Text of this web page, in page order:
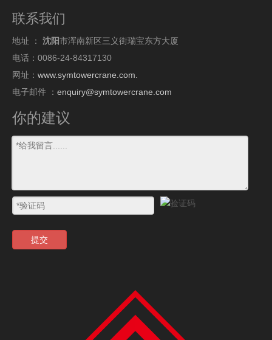
联系我们
地址 ： 沈阳市浑南新区三义街瑞宝东方大厦
电话：0086-24-84317130
网址： www.symtowercrane.com.
电子邮件 ： enquiry@symtowercrane.com
你的建议
提交